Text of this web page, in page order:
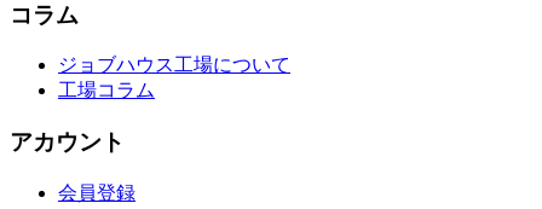
コラム
ジョブハウス工場について
工場コラム
アカウント
会員登録